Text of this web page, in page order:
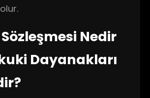
Sözleşmesi Nedir
Dayanakları